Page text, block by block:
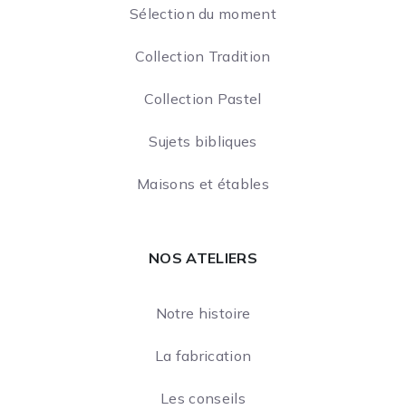
Sélection du moment
Collection Tradition
Collection Pastel
Sujets bibliques
Maisons et étables
NOS ATELIERS
Notre histoire
La fabrication
Les conseils